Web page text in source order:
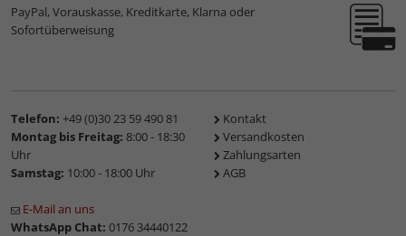
PayPal, Vorauskasse, Kreditkarte, Klarna oder
Sofortüberweisung
Telefon: +49 (0)30 23 59 490 81
Montag bis Freitag: 8:00 - 18:30
Uhr
Samstag: 10:00 - 18:00 Uhr
E-Mail an uns
WhatsApp Chat: 0176 34440122
Kontakt
Versandkosten
Zahlungsarten
AGB